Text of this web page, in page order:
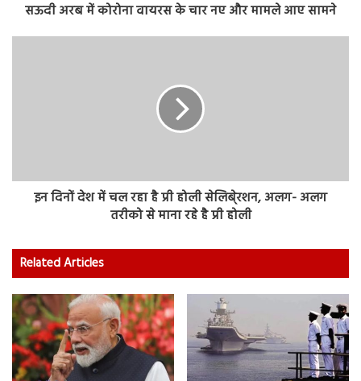
सऊदी अरब में कोरोना वायरस के चार नए और मामले आए सामने
इन दिनों देश में चल रहा है प्री होली सेलिबे्रशन, अलग- अलग
तरीको से माना रहे है प्री होली
Related Articles